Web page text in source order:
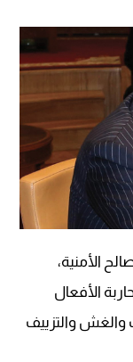
الأمنية،
الأفعال
والغش والتزييف